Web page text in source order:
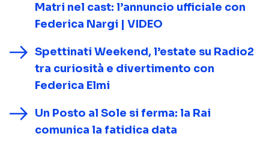
Matri nel cast: l’annuncio ufficiale con
Federica Nargi | VIDEO
Spettinati Weekend, l’estate su Radio2
tra curiosità e divertimento con
Federica Elmi
Un Posto al Sole si ferma: la Rai
comunica la fatidica data